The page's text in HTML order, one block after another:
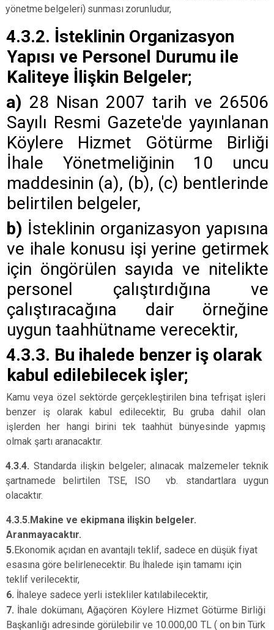
yönetme belgeleri) sunması zorunludur,
4.3.2. İsteklinin Organizasyon
Yapısı ve Personel Durumu ile
Kaliteye İlişkin Belgeler;
a) 28 Nisan 2007 tarih ve 26506
Sayılı Resmi Gazete'de yayınlanan
Köylere Hizmet Götürme Birliği
İhale Yönetmeliğinin 10 uncu
maddesinin (a), (b), (c) bentlerinde
belirtilen belgeler,
b) İsteklinin organizasyon yapısına
ve ihale konusu işi yerine getirmek
için öngörülen sayıda ve nitelikte
personel çalıştırdığına ve
çalıştıracağına dair örneğine
uygun taahhütname verecektir,
4.3.3. Bu ihalede benzer iş olarak
kabul edilebilecek işler;
Kamu veya özel sektörde gerçekleştirilen bina tefrişat işleri
benzer iş olarak kabul edilecektir, Bu gruba dahil olan
işlerden her hangi birini tek taahhüt bünyesinde yapmış
olmak şartı aranacaktır.
4.3.4. Standarda ilişkin belgeler; alınacak malzemeler teknik
şartnamede belirtilen TSE, ISO vb. standartlara uygun
olacaktır.
4.3.5.Makine ve ekipmana ilişkin belgeler.
Aranmayacaktır.
5.Ekonomik açıdan en avantajlı teklif, sadece en düşük fiyat
esasına göre belirlenecektir. Bu İhalede işin tamamı için
teklif verilecektir,
6. İhaleye sadece yerli istekliler katılabilecektir,
7. İhale dokümanı, Ağaçören Köylere Hizmet Götürme Birliği
Başkanlığı adresinde görülebilir ve 10.000,00 TL ( on bin Türk